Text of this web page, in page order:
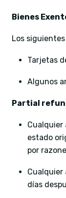
Bienes
Los
Tarjetas
Algunos
Partial
Cualquier
estado
por
Cualquier
días